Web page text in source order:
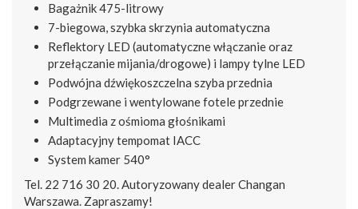
Bagażnik 475-litrowy
7-biegowa, szybka skrzynia automatyczna
Reflektory LED (automatyczne włączanie oraz
przełączanie mijania/drogowe) i lampy tylne LED
Podwójna dźwiękoszczelna szyba przednia
Podgrzewane i wentylowane fotele przednie
Multimedia z ośmioma głośnikami
Adaptacyjny tempomat IACC
System kamer 540°
Tel. 22 716 30 20. Autoryzowany dealer Changan
Warszawa. Zapraszamy!